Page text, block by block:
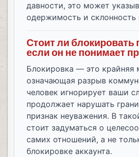
давности, это может
одержимость и склонность
Стоит ли блокировать
если он не понимает
Блокировка — это крайняя
означающая разрыв
человек игнорирует ваши
продолжает нарушать
признак неуважения. В
стоит задуматься о
самих отношений, а не
блокировке аккаунта.